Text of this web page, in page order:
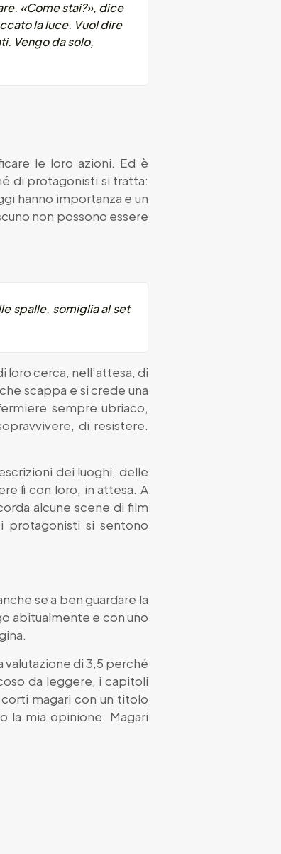
«Come stai?», dice
la luce. Vuol dire
Vengo da solo,
le loro azioni. Ed è
di protagonisti si tratta:
hanno importanza e un
non possono essere
spalle, somiglia al set
loro cerca, nell’attesa, di
scappa e si crede una
sempre ubriaco,
di resistere.
dei luoghi, delle
lì con loro, in attesa. A
alcune scene di film
protagonisti si sentono
se a ben guardare la
abitualmente e con uno
valutazione di 3,5 perché
da leggere, i capitoli
magari con un titolo
la mia opinione. Magari